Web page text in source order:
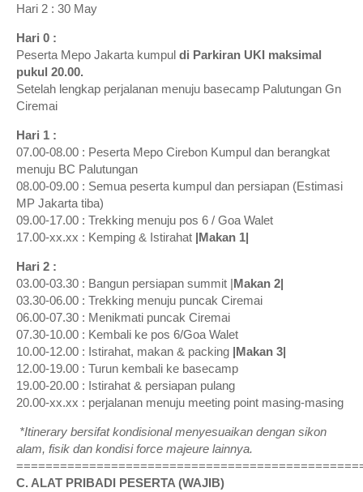
Hari 2 : 30 May
Hari 0 :
Peserta Mepo Jakarta kumpul di Parkiran UKI maksimal
pukul 20.00.
Setelah lengkap perjalanan menuju basecamp Palutungan Gn
Ciremai
Hari 1 :
07.00-08.00 : Peserta Mepo Cirebon Kumpul dan berangkat
menuju BC Palutungan
08.00-09.00 : Semua peserta kumpul dan persiapan (Estimasi
MP Jakarta tiba)
09.00-17.00 : Trekking menuju pos 6 / Goa Walet
17.00-xx.xx : Kemping & Istirahat |Makan 1|
Hari 2 :
03.00-03.30 : Bangun persiapan summit |Makan 2|
03.30-06.00 : Trekking menuju puncak Ciremai
06.00-07.30 : Menikmati puncak Ciremai
07.30-10.00 : Kembali ke pos 6/Goa Walet
10.00-12.00 : Istirahat, makan & packing |Makan 3|
12.00-19.00 : Turun kembali ke basecamp
19.00-20.00 : Istirahat & persiapan pulang
20.00-xx.xx : perjalanan menuju meeting point masing-masing
*Itinerary bersifat kondisional menyesuaikan dengan sikon
alam, fisik dan kondisi force majeure lainnya.
C. ALAT PRIBADI PESERTA (WAJIB)